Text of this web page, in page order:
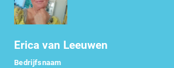
Erica van Leeuwen
Bedrijfsnaam